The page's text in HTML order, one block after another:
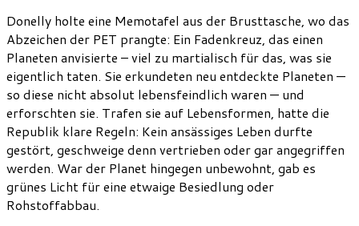
Donelly holte eine Memotafel aus der Brusttasche, wo das
Abzeichen der PET prangte: Ein Fadenkreuz, das einen
Planeten anvisierte – viel zu martialisch für das, was sie
eigentlich taten. Sie erkundeten neu entdeckte Planeten —
so diese nicht absolut lebensfeindlich waren — und
erforschten sie. Trafen sie auf Lebensformen, hatte die
Republik klare Regeln: Kein ansässiges Leben durfte
gestört, geschweige denn vertrieben oder gar angegriffen
werden. War der Planet hingegen unbewohnt, gab es
grünes Licht für eine etwaige Besiedlung oder
Rohstoffabbau.